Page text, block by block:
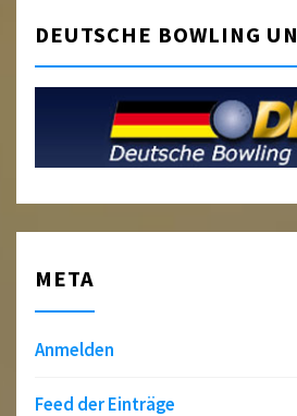
DEUTSCHE BOWLING
META
Anmelden
Feed der Einträge